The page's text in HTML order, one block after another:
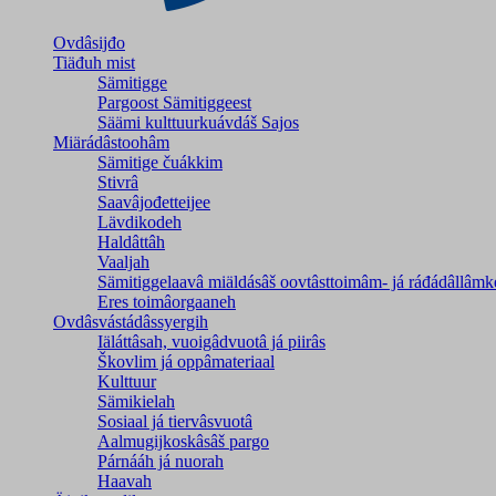
Ovdâsijđo
Tiäđuh mist
Sämitigge
Pargoost Sämitiggeest
Säämi kulttuurkuávdáš Sajos
Miärádâstoohâm
Sämitige čuákkim
Stivrâ
Saavâjođetteijee
Lävdikodeh
Haldâttâh
Vaaljah
Sämitiggelaavâ miäldásâš oovtâsttoimâm- já
Eres toimâorgaaneh
Ovdâsvástádâssyergih
Iäláttâsah, vuoigâdvuotâ já piirâs
Škovlim já oppâmateriaal
Kulttuur
Sämikielah
Sosiaal já tiervâsvuotâ
Aalmugijkoskâsâš pargo
Párnááh já nuorah
Haavah